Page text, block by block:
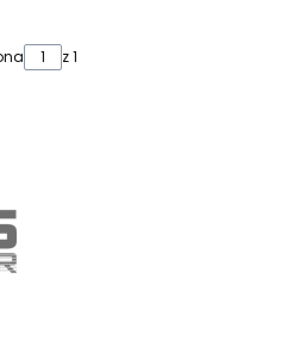
z 1